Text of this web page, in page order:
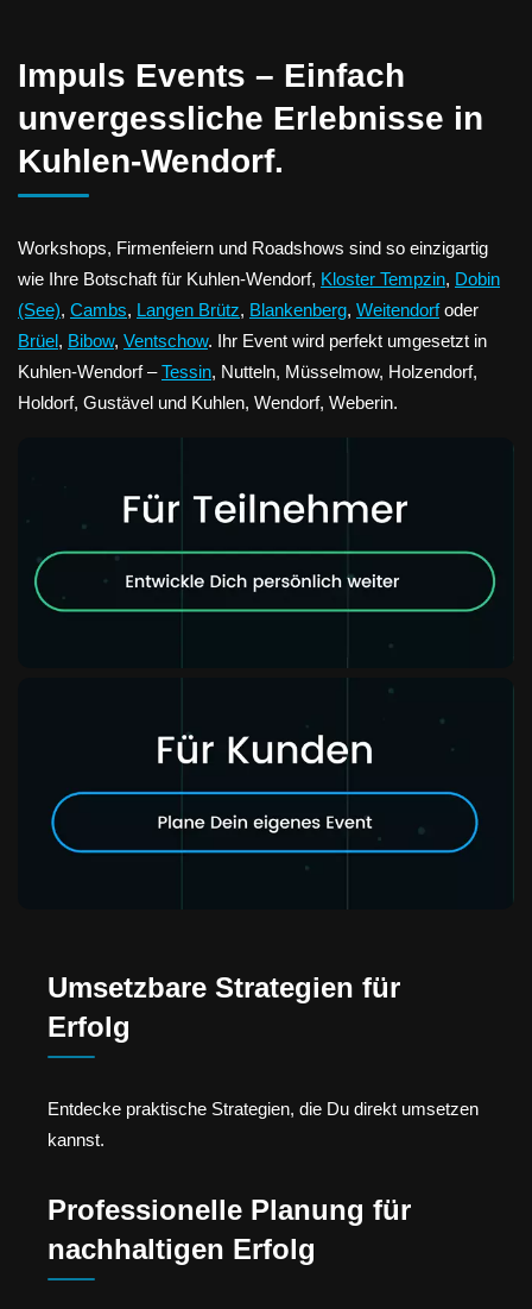
Impuls Events – Einfach
unvergessliche Erlebnisse in
Kuhlen-Wendorf.
Workshops, Firmenfeiern und Roadshows sind so einzigartig
wie Ihre Botschaft für Kuhlen-Wendorf, Kloster Tempzin, Dobin
(See), Cambs, Langen Brütz, Blankenberg, Weitendorfoder
Brüel, Bibow, Ventschow. Ihr Event wird perfekt umgesetzt in
Kuhlen-Wendorf –Tessin, Nutteln, Müsselmow, Holzendorf,
Holdorf, Gustävel und Kuhlen, Wendorf, Weberin.
Umsetzbare Strategien für
Erfolg
Entdecke praktische Strategien, die Du direkt umsetzen
kannst.
Professionelle Planung für
nachhaltigen Erfolg